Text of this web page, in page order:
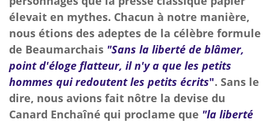
élevait en mythes. Chacun à notre manière,
nous étions des adeptes de la célèbre formule
de Beaumarchais "Sans la liberté de blâmer,
point d'éloge flatteur, il n'y a que les petits
hommes qui redoutent les petits écrits". Sans le
dire, nous avions fait nôtre la devise du
Canard Enchaîné qui proclame que "la liberté